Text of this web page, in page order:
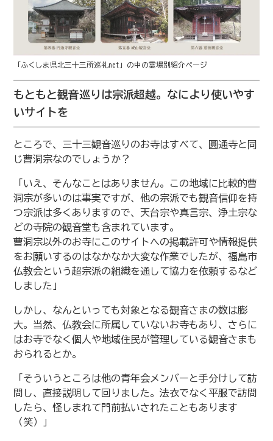
「ふくしま県北三十三所巡礼net」の中の霊場別紹介ページ
もともと観音巡りは宗派超越。なにより使いやす
いサイトを
ところで、三十三観音巡りのお寺はすべて、圓通寺と同
じ曹洞宗なのでしょうか？
「いえ、そんなことはありません。この地域に比較的曹
洞宗が多いのは事実ですが、他の宗派でも観音信仰を持
つ宗派は多くありますので、天台宗や真言宗、浄土宗な
どの寺院の観音堂も含まれています。
曹洞宗以外のお寺にこのサイトへの掲載許可や情報提供
をお願いするのはなかなか大変な作業でしたが、福島市
仏教会という超宗派の組織を通して協力を依頼するなど
しました」
しかし、なんといっても対象となる観音さまの数は膨
大。当然、仏教会に所属していないお寺もあり、さらに
はお寺でなく個人や地域住民が管理している観音さまも
おられるとか。
「そういうところは他の青年会メンバーと手分けして訪
問し、直接説明して回りました。法衣でなく平服で訪問
したら、怪しまれて門前払いされたこともあります
（笑）」